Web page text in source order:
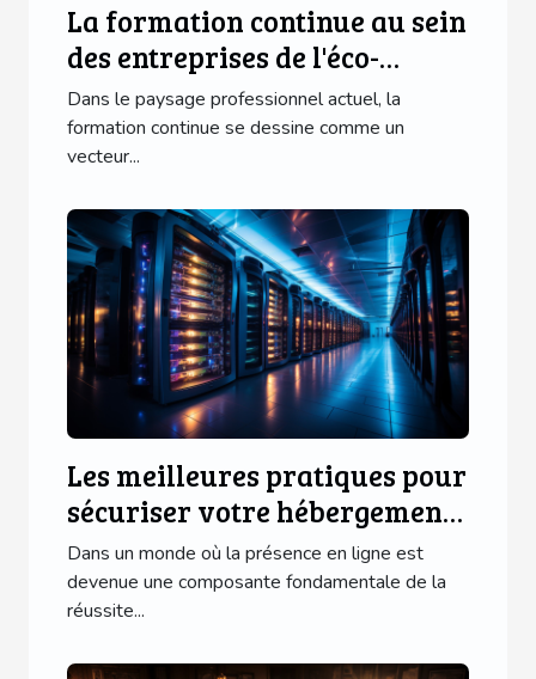
La formation continue au sein
des entreprises de l'éco-
quartier Ginko : enjeux et
opportunités
Dans le paysage professionnel actuel, la
formation continue se dessine comme un
vecteur...
Les meilleures pratiques pour
sécuriser votre hébergement
web haute performance
Dans un monde où la présence en ligne est
devenue une composante fondamentale de la
réussite...